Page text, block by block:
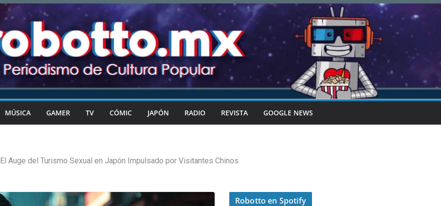
MÚSICA GAMER TV CÓMIC JAPÓN RADIO REVISTA GOOGLE NEWS
El Auge del Turismo Sexual en Japón Impulsado por Visitantes Chinos
Robotto en Spotify